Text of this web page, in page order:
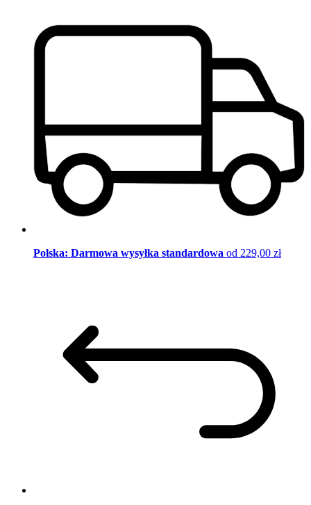
Polska: Darmowa wysyłka standardowa od 229,00 zł